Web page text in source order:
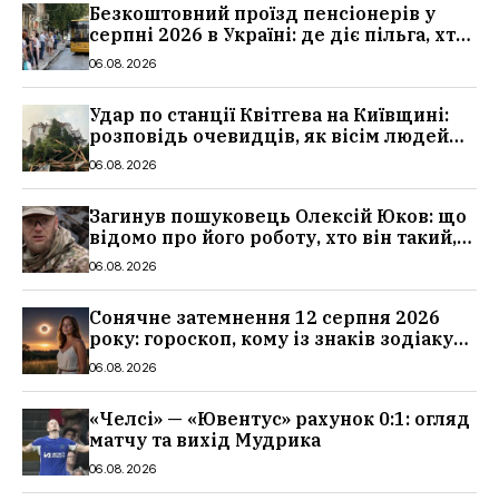
Безкоштовний проїзд пенсіонерів у
серпні 2026 в Україні: де діє пільга, хто
може скористатися
06.08.2026
Удар по станції Квітгева на Київщині:
розповідь очевидців, як вісім людей
загинули біля колій, що сталося
06.08.2026
Загинув пошуковець Олексій Юков: що
відомо про його роботу, хто він такий,
біографія
06.08.2026
Сонячне затемнення 12 серпня 2026
року: гороскоп, кому із знаків зодіаку
принесе успіх
06.08.2026
«Челсі» — «Ювентус» рахунок 0:1: огляд
матчу та вихід Мудрика
06.08.2026